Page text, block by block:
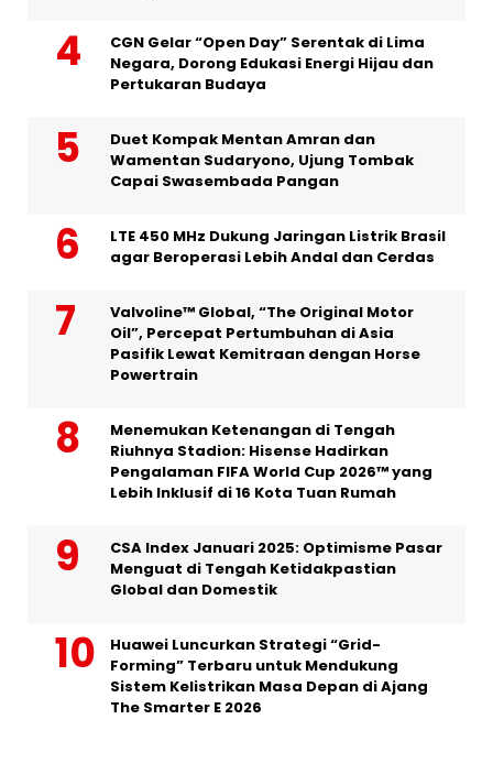
CGN Gelar “Open Day” Serentak di Lima
Negara, Dorong Edukasi Energi Hijau dan
Pertukaran Budaya
Duet Kompak Mentan Amran dan
Wamentan Sudaryono, Ujung Tombak
Capai Swasembada Pangan
LTE 450 MHz Dukung Jaringan Listrik Brasil
agar Beroperasi Lebih Andal dan Cerdas
Valvoline™ Global, “The Original Motor
Oil”, Percepat Pertumbuhan di Asia
Pasifik Lewat Kemitraan dengan Horse
Powertrain
Menemukan Ketenangan di Tengah
Riuhnya Stadion: Hisense Hadirkan
Pengalaman FIFA World Cup 2026™ yang
Lebih Inklusif di 16 Kota Tuan Rumah
CSA Index Januari 2025: Optimisme Pasar
Menguat di Tengah Ketidakpastian
Global dan Domestik
Huawei Luncurkan Strategi “Grid-
Forming” Terbaru untuk Mendukung
Sistem Kelistrikan Masa Depan di Ajang
The Smarter E 2026